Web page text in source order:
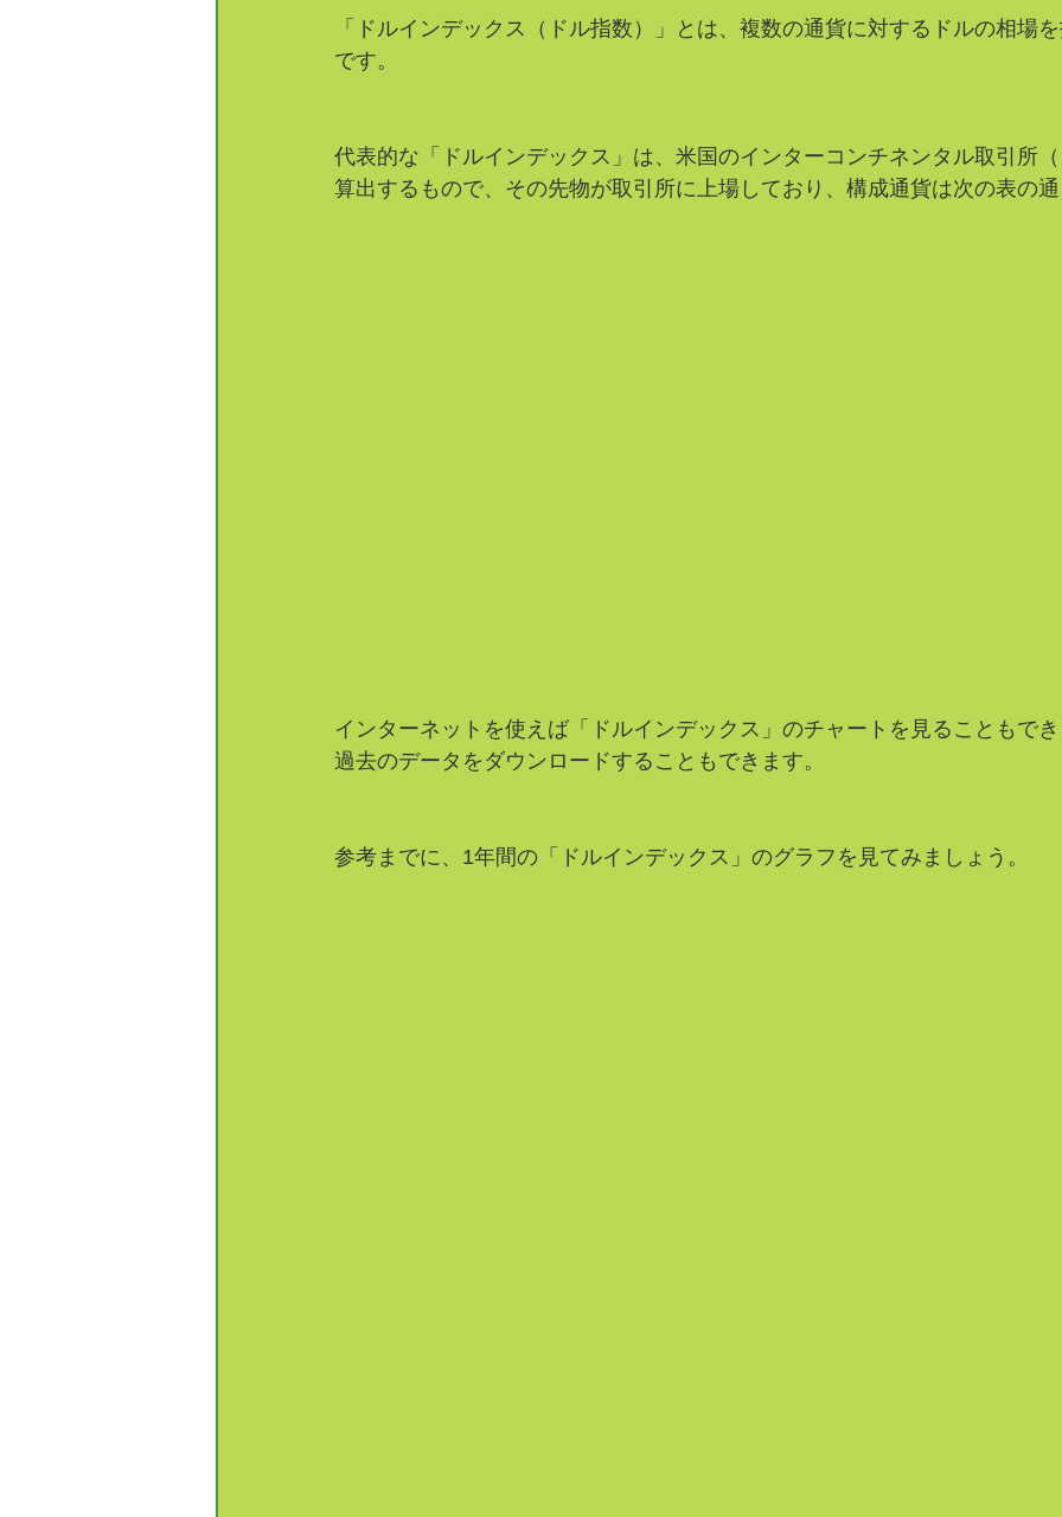
「ドルインデックス（ドル指数）」とは、複数の通貨に対するドルの相場
です。
代表的な「ドルインデックス」は、米国のインターコンチネンタル取引所
算出するもので、その先物が取引所に上場しており、構成通貨は次の表の
インターネットを使えば「ドルインデックス」のチャートを見ることもで
過去のデータをダウンロードすることもできます。
参考までに、1年間の「ドルインデックス」のグラフを見てみましょう。